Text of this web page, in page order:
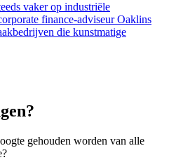
vaker op industriële
finance-adviseur Oaklins
die kunstmatige
gehouden worden van alle